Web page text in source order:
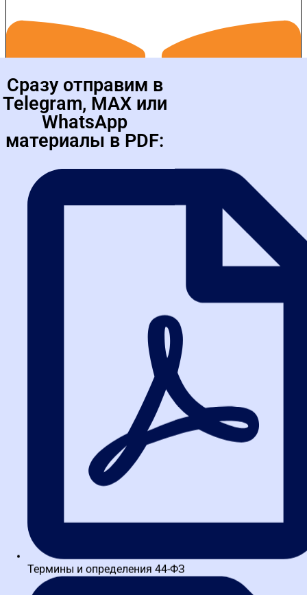
профпереподготовке
с присвоением квалификации "Специалист" и внесением в
Сразу отправим в
Telegram, MAX или
WhatsApp
материалы в PDF:
Термины и определения 44-ФЗ